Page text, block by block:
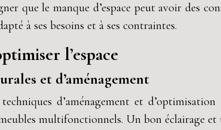
que le manque d’espace peut avoir des
à ses besoins et à ses contraintes.
l’espace
et d’aménagement
d’aménagement et
multifonctionnels. Un bon éclairage et